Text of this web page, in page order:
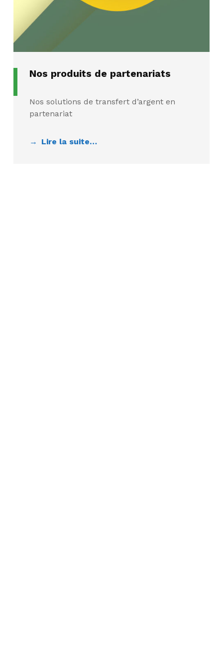
Nos produits de partenariats
Nos solutions de transfert d’argent en
partenariat
Lire la suite…